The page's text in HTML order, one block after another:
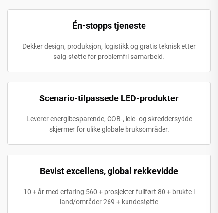
Én-stopps tjeneste
Dekker design, produksjon, logistikk og gratis teknisk etter
salg-støtte for problemfri samarbeid.
Scenario-tilpassede LED-produkter
Leverer energibesparende, COB-, leie- og skreddersydde
skjermer for ulike globale bruksområder.
Bevist excellens, global rekkevidde
10 + år med erfaring 560 + prosjekter fullført 80 + brukte i
land/områder 269 + kundestøtte